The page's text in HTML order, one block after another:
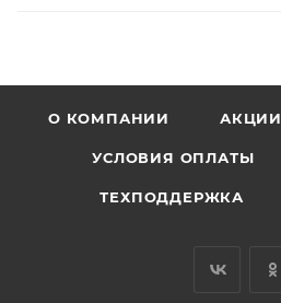
О КОМПАНИИ АКЦИИ
УСЛОВИЯ ОПЛАТЫ
ТЕХПОДДЕРЖКА